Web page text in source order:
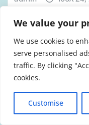
We value your
We use cookies to
serve personalised
traffic. By clicking
cookies.
Customise
ΑΝΑΚΟΙΝΏΣΕΙΣ
Ανακοίνωηση
πυρκαγιά
admin Ιούλ 3,